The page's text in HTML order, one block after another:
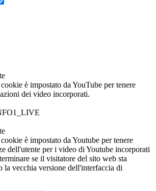
è impostato da YouTube per tenere
dei video incorporati.
è impostato da Youtube per tenere
dell'utente per i video di Youtube incorporati
se il visitatore del sito web sta
la vecchia versione dell'interfaccia di